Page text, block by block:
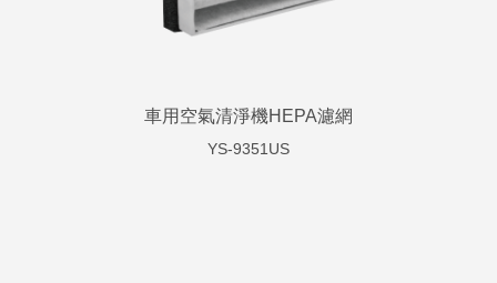
車用空氣清淨機HEPA濾網
YS-9351US